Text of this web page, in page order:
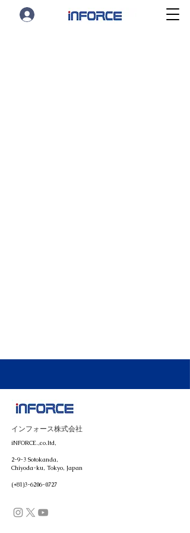
インフォース株式会社
iNFORCE.,co.ltd,
2-9-3 Sotokanda,
Chiyoda-ku, Tokyo, Japan
(+81)3-6206-0727